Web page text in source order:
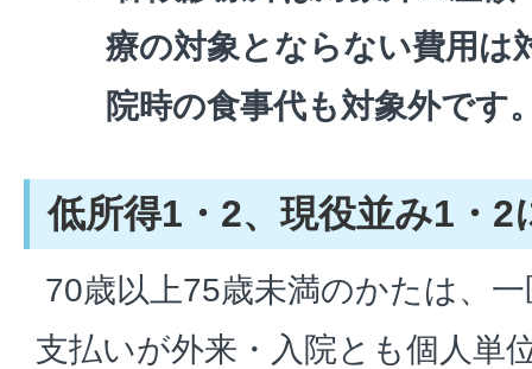
療の対象とならない費用は
院時の食事代も対象外です
低所得1・2、現役並み1・
70歳以上75歳未満のかたは、
支払いが外来・入院とも個人単